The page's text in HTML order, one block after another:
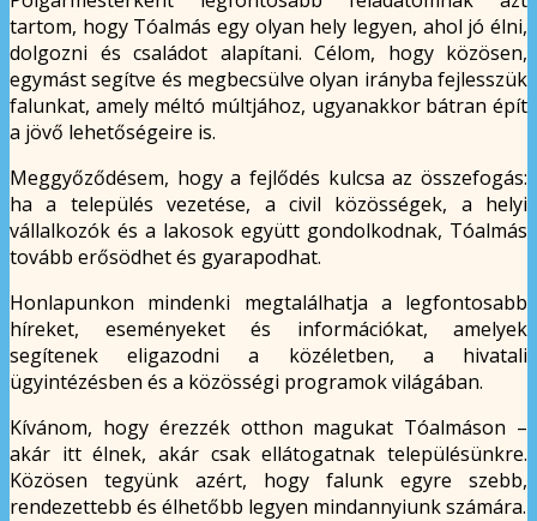
tartom, hogy Tóalmás egy olyan hely legyen, ahol jó élni,
dolgozni és családot alapítani. Célom, hogy közösen,
egymást segítve és megbecsülve olyan irányba fejlesszük
falunkat, amely méltó múltjához, ugyanakkor bátran épít
a jövő lehetőségeire is.
Meggyőződésem, hogy a fejlődés kulcsa az összefogás:
ha a település vezetése, a civil közösségek, a helyi
vállalkozók és a lakosok együtt gondolkodnak, Tóalmás
tovább erősödhet és gyarapodhat.
Honlapunkon mindenki megtalálhatja a legfontosabb
híreket, eseményeket és információkat, amelyek
segítenek eligazodni a közéletben, a hivatali
ügyintézésben és a közösségi programok világában.
Kívánom, hogy érezzék otthon magukat Tóalmáson –
akár itt élnek, akár csak ellátogatnak településünkre.
Közösen tegyünk azért, hogy falunk egyre szebb,
rendezettebb és élhetőbb legyen mindannyiunk számára.